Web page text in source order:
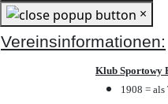
×
Vereinsinformationen:
Klub Sportowy
1908 = als